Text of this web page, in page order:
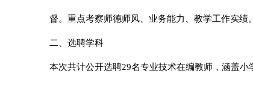
督。重点考察师德师风、业务能力、教学工作实绩
二、选聘学科
本次共计公开选聘29名专业技术在编教师，涵盖小